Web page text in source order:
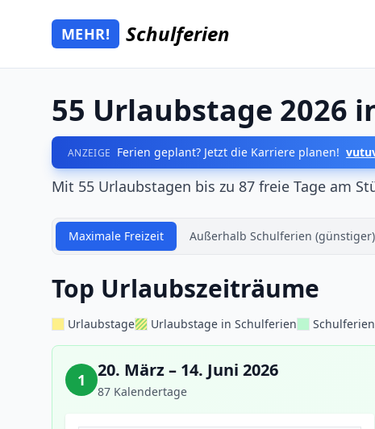
Zum Hauptinhalt springen
Mehr Schulferien
MEHR! Schulferien
55 Urlaubstage 2026
ANZEIGE Ferien geplant? Jetzt die Karriere planen!
Mit 55 Urlaubstagen bis zu 87 freie Tage am
Maximale Freizeit Außerhalb Schulferien (günstiger)
Top Urlaubszeiträume
Urlaubstage Urlaubstage in Schulferien Schulferien
1 20. März – 14. Juni 2026
87 Kalendertage